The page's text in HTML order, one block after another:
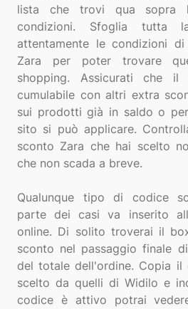
lista che trovi qua sopra
condizioni. Sfoglia tutta
attentamente le condizioni
Zara per poter trovare
shopping. Assicurati che il
cumulabile con altri extra
sui prodotti già in saldo o
sito si può applicare.
sconto Zara che hai scelto
che non scada a breve.
Qualunque tipo di codice
parte dei casi va inserito
online. Di solito troverai il
sconto nel passaggio finale
del totale dell'ordine. Copia il
scelto da quelli di Widilo e
codice è attivo potrai